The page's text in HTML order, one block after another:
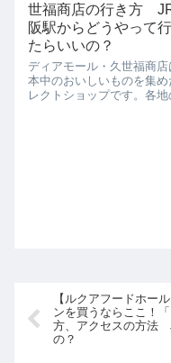
世福商店の行き方
阪駅からどうやって
たらいいの？
ディアモール・久世福商店
本中のおいしいものを集め
レクトショップです。各地
【ルクアフードホー
ンを買うならここ！
方、アクセスの方法
の？